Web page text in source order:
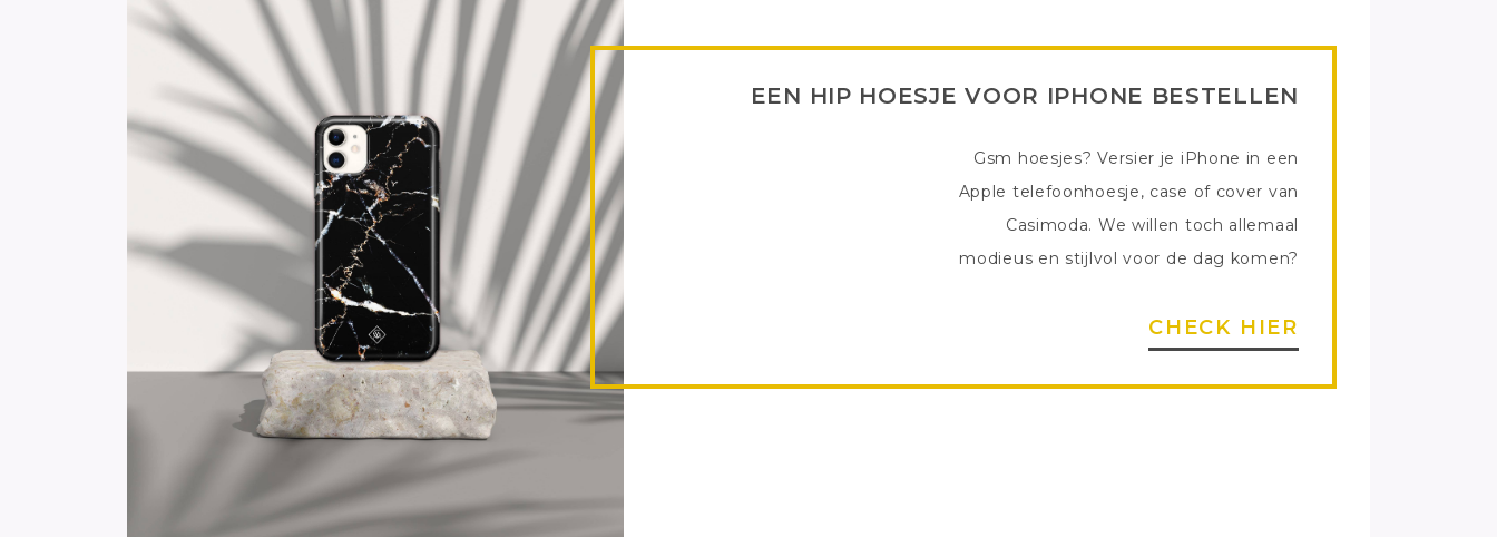
EEN HIP HOESJE VOOR IPHONE BESTELLEN
Gsm hoesjes? Versier je iPhone in een
Apple telefoonhoesje, case of cover van
Casimoda. We willen toch allemaal
modieus en stijlvol voor de dag komen?
CHECK HIER